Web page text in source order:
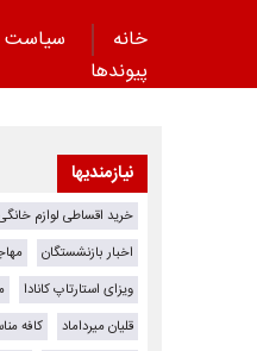
خانه سیاست
پیوند‌ها
نیازمندیها
خرید اقساطی لوازم
اخبار بازنشستگان
ویزای استارتاپ کانادا
قلیان میرداماد
کافه